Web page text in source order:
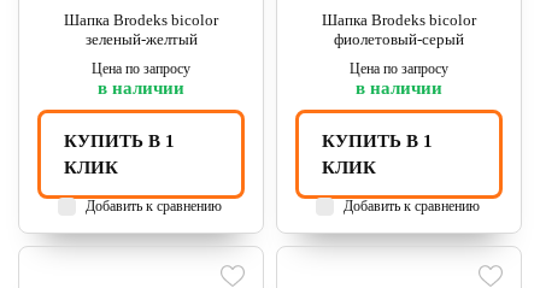
Шапка Brodeks bicolor
зеленый-желтый
Цена по запросу
в наличии
КУПИТЬ В 1
КЛИК
Добавить к сравнению
Шапка Brodeks bicolor
фиолетовый-серый
Цена по запросу
в наличии
КУПИТЬ В 1
КЛИК
Добавить к сравнению